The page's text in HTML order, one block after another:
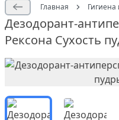
Главная Гигиена
Дезодорант-
Рексона Сухость